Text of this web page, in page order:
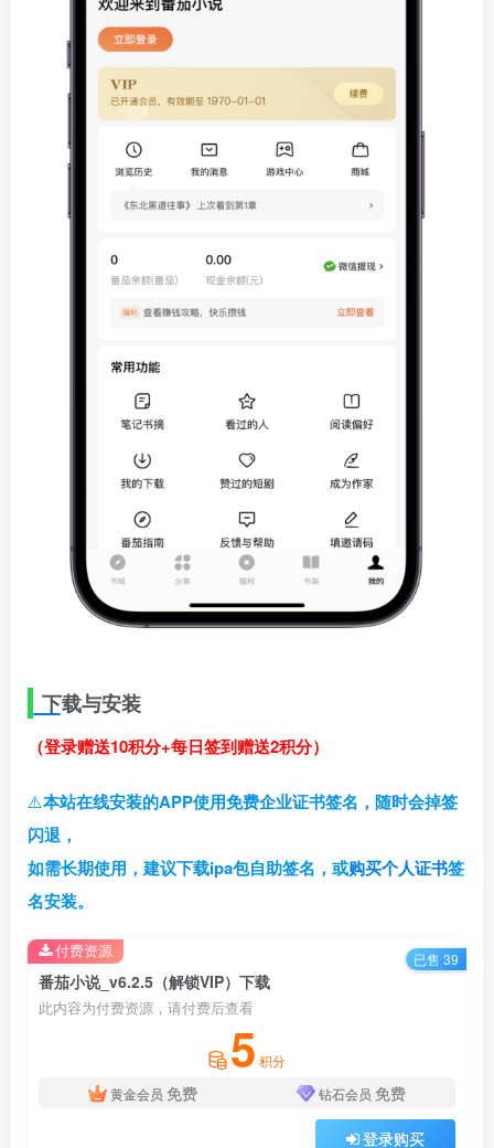
下载与安装
（登录赠送10积分+每日签到赠送2积分）
⚠️本站在线安装的APP使用免费企业证书签名，随时会掉签
闪退，
如需长期使用，建议下载ipa包自助签名，或购买个人证书签
名安装。
番茄小说_v6.2.5（解锁VIP）下载
此内容为付费资源，请付费后查看
5 积分
黄金会员 免费 钻石会员 免费
登录购买
付费资源 已售 39